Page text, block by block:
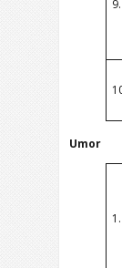
9.
Umor
1.